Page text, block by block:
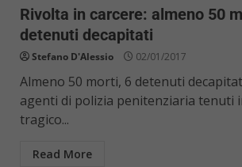
Rivolta in carcere: almeno 50
detenuti decapitati
Stefano D'Alessio 02/01/2017
Almeno 50 morti, 6 detenuti
agenti di polizia penitenziaria tenuti
tragico...
Read More